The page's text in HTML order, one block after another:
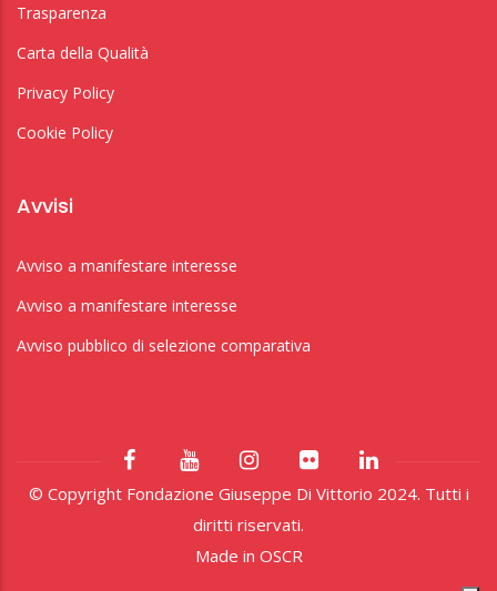
Trasparenza
Carta della Qualità
Privacy Policy
Cookie Policy
Avvisi
Avviso a manifestare interesse
Avviso a manifestare interesse
Avviso pubblico di selezione comparativa
© Copyright Fondazione Giuseppe Di Vittorio 2024. Tutti i
diritti riservati.
Made in OSCR